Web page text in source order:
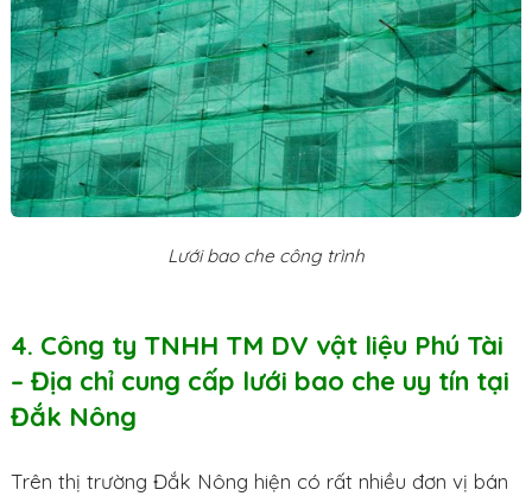
Lưới bao che công trình
4. Công ty TNHH TM DV vật liệu Phú Tài
– Địa chỉ cung cấp lưới bao che uy tín tại
Đắk Nông
Trên thị trường Đắk Nông hiện có rất nhiều đơn vị bán